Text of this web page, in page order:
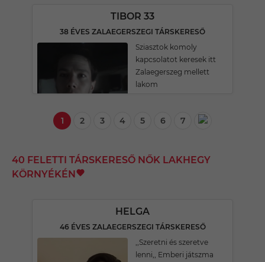
TIBOR 33
38 ÉVES ZALAEGERSZEGI TÁRSKERESŐ
Sziasztok komoly
kapcsolatot keresek itt
Zalaegerszeg mellett
lakom
1 2 3 4 5 6 7
40 FELETTI TÁRSKERESŐ NŐK LAKHEGY
KÖRNYÉKÉN
HELGA
46 ÉVES ZALAEGERSZEGI TÁRSKERESŐ
,,Szeretni és szeretve
lenni,, Emberi játszma